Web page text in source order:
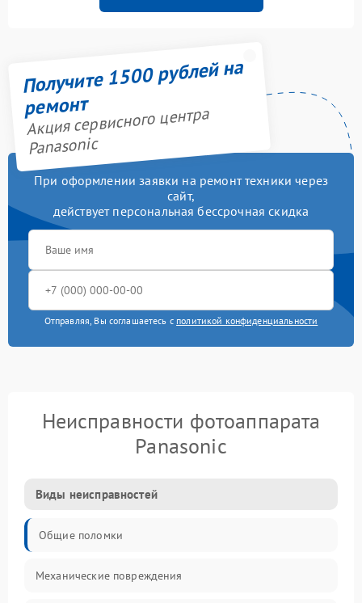
Получите 1500 рублей на
ремонт
Акция сервисного центра
Panasonic
При оформлении заявки на ремонт техники через
сайт,
действует персональная бессрочная скидка
Отправляя, Вы соглашаетесь с политикой конфиденциальности
Неисправности фотоаппарата
Panasonic
Виды неисправностей
Общие поломки
Механические повреждения